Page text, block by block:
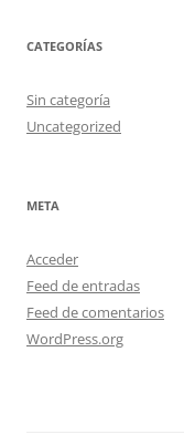
CATEGORÍAS
Sin categoría
Uncategorized
META
Acceder
Feed de entradas
Feed de comentarios
WordPress.org